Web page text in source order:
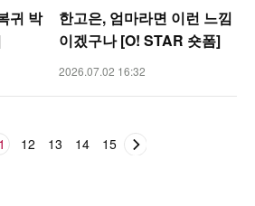
귀 박
한고은, 엄마라면 이런 느낌
이겠구나 [O! STAR 숏폼]
2026.07.02 16:32
12 13 14 15